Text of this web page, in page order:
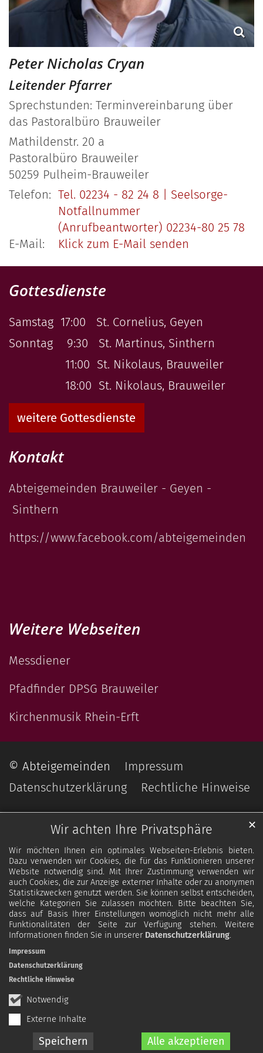
Wir achten Ihre Privatsphäre
Wir möchten Ihnen ein optimales Webseiten-Erlebnis bieten.
Dazu verwenden wir Cookies, die für das Funktionieren unserer
Website notwendig sind. Mit Ihrer Zustimmung verwenden wir
auch Cookies, die zur Anzeige externer Inhalte oder zu anonymen
Statistikzwecken genutzt werden. Sie können selbst entscheiden,
welche Kategorien Sie zulassen möchten. Bitte beachten Sie,
dass auf Basis Ihrer Einstellungen womöglich nicht mehr alle
Funktionalitäten der Seite zur Verfügung stehen. Weitere
Informationen finden Sie in unserer Datenschutzerklärung.
Notwendig
Externe Inhalte
Speichern Alle akzeptieren
✕
Impressum
Datenschutzerklärung
Rechtliche Hinweise
Peter Nicholas Cryan
Leitender Pfarrer
Sprechstunden: Terminvereinbarung über
das Pastoralbüro Brauweiler
Mathildenstr. 20 a
Pastoralbüro Brauweiler
50259 Pulheim-Brauweiler
Telefon: Tel. 02234 - 82 24 8 | Seelsorge-
Notfallnummer
(Anrufbeantworter) 02234-80 25 78
E-Mail:
Klick zum E-Mail senden
Gottesdienste
Samstag 17:00 St. Cornelius, Geyen
Sonntag 9:30 St. Martinus, Sinthern
11:00 St. Nikolaus, Brauweiler
18:00 St. Nikolaus, Brauweiler
weitere Gottesdienste
Kontakt
Abteigemeinden Brauweiler - Geyen -
Sinthern
https://www.facebook.com/abteigemeinden
Weitere Webseiten
Messdiener
Pfadfinder DPSG Brauweiler
Kirchenmusik Rhein-Erft
© Abteigemeinden
Impressum
Datenschutzerklärung
Rechtliche Hinweise